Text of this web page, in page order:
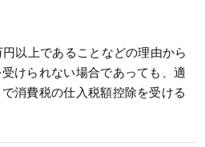
以上であることなどの理由から
けられない場合であっても、適
消費税の仕入税額控除を受ける